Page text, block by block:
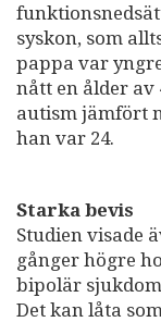
syskon, som
pappa var
nått en ålder av
autism jämfört
han var 24.
Starka bevis
Studien visade
gånger högre
bipolär
Det kan låta